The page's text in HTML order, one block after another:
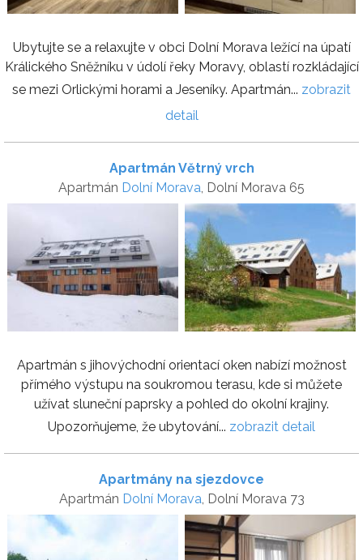
Ubytujte se a relaxujte v obci Dolní Morava ležící na úpatí
Králického Sněžníku v údolí řeky Moravy, oblastí rozkládající
se mezi Orlickými horami a Jeseníky. Apartmán... zobrazit
detail
Apartmán Větrný vrch
Apartmán Dolní Morava, Dolní Morava 65
Apartmán s jihovýchodní orientací oken nabízí možnost
přímého výstupu na soukromou terasu, kde si můžete
užívat sluneční paprsky a pohled do okolní krajiny.
Upozorňujeme, že ubytování... zobrazit detail
Apartmány na sjezdovce
Apartmán Dolní Morava, Dolní Morava 73